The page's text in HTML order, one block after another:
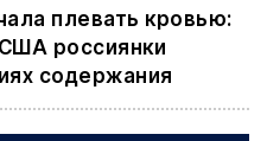
плевать кровью:
россиянки
содержания